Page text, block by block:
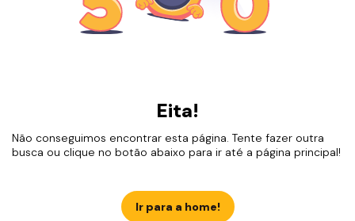
Eita!
Não conseguimos encontrar esta página. Tente fazer outra
busca ou clique no botão abaixo para ir até a página principal!
Ir para a home!